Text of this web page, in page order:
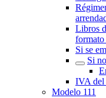
Libros
formato
Si se
Si
‎IVA del
Modelo 111